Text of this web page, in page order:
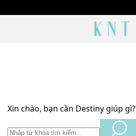
to
Xin chào, bạn cần Destiny giúp gì?